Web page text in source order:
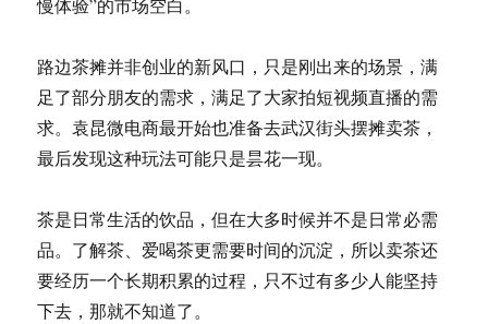
慢体验”的市场空白。
路边茶摊并非创业的新风口，只是刚出来的场景，满
足了部分朋友的需求，满足了大家拍短视频直播的需
求。袁昆微电商最开始也准备去武汉街头摆摊卖茶，
最后发现这种玩法可能只是昙花一现。
茶是日常生活的饮品，但在大多时候并不是日常必需
品。了解茶、爱喝茶更需要时间的沉淀，所以卖茶还
要经历一个长期积累的过程，只不过有多少人能坚持
下去，那就不知道了。